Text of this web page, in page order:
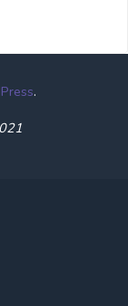
.